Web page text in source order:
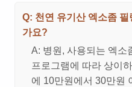
Q: 천연 유기산 엑소좀
가요?
A: 병원, 사용되는 엑소
프로그램에 따라 상이
에 10만원에서 30만원